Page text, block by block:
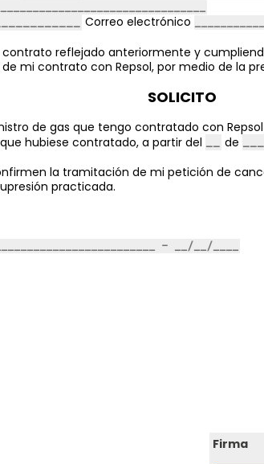
Correo electrónico
reflejado anteriormente y
mi contrato con Repsol, por medio de la
SOLICITO
de gas que tengo contratado con Repsol
hubiese contratado, a partir del de
la tramitación de mi petición de
practicada.
Firma